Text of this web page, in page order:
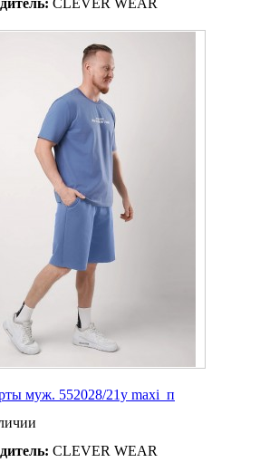
CLEVER WEAR
муж. 552028/21у maxi_п
CLEVER WEAR